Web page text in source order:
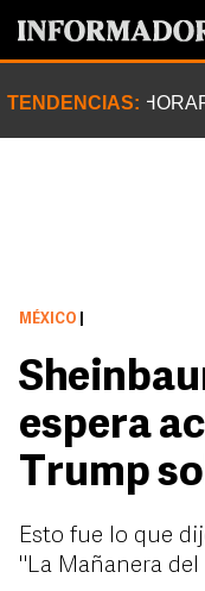
TENDENCIAS:
MÉXICO
espera
Trump
Esto fue lo que
"La Mañanera